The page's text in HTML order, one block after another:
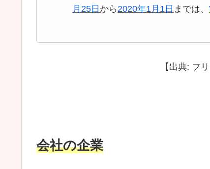
月25日 から 2020年1月1日 までは、
【出典: フリー百科事典『ウ
会社の企業